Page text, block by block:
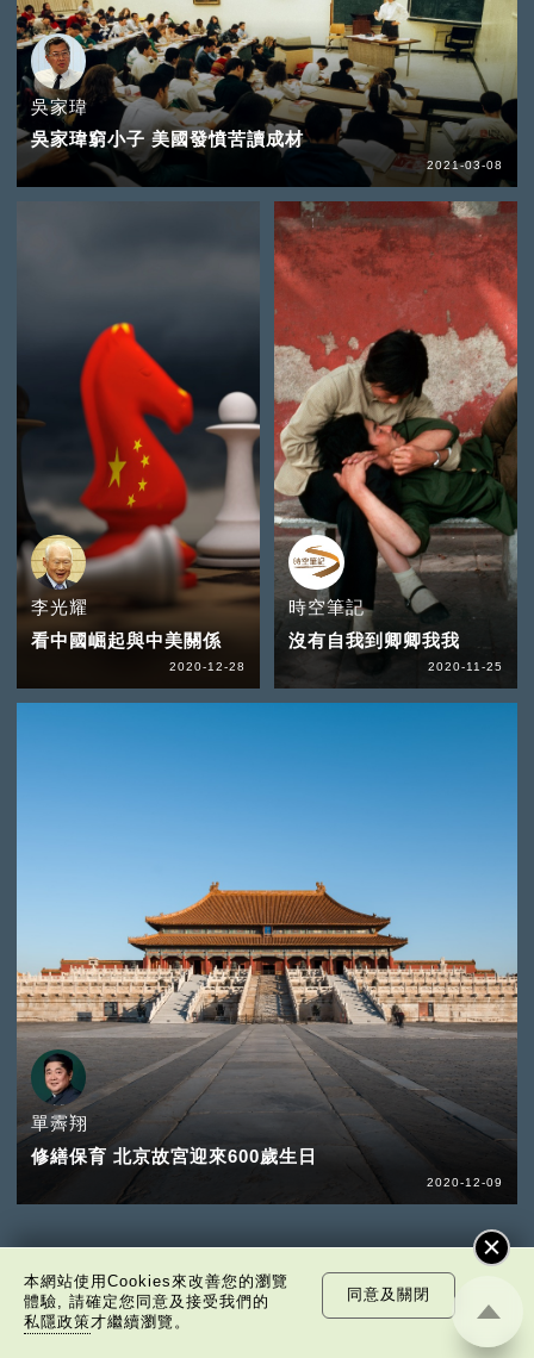
吳家瑋
吳家瑋窮小子 美國發憤苦讀成材
2021-03-08
李光耀
看中國崛起與中美關係
2020-12-28
單霽翔
修繕保育 北京故宮迎來600歲生日
2020-12-09
時空筆記
沒有自我到卿卿我我
2020-11-25
訂閱電子通訊
本網站使用Cookies來改善您的瀏覽
體驗, 請確定您同意及接受我們的
私隱政策才繼續瀏覽。
同意及關閉